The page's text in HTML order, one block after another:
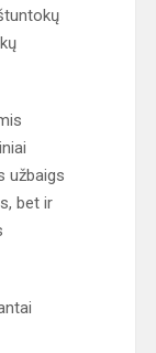
užbaigs
bet ir